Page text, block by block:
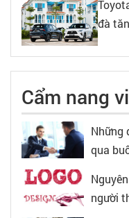
đà
Cẩm nang
Những
qua
người